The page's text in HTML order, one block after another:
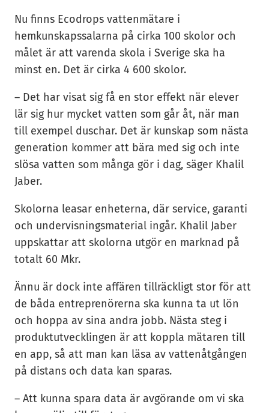
Nu finns Ecodrops vattenmätare i
hemkunskapssalarna på cirka 100 skolor och
målet är att varenda skola i Sverige ska ha
minst en. Det är cirka 4 600 skolor.
– Det har visat sig få en stor effekt när elever
lär sig hur mycket vatten som går åt, när man
till exempel duschar. Det är kunskap som nästa
generation kommer att bära med sig och inte
slösa vatten som många gör i dag, säger Khalil
Jaber.
Skolorna leasar enheterna, där service, garanti
och undervisningsmaterial ingår. Khalil Jaber
uppskattar att skolorna utgör en marknad på
totalt 60 Mkr.
Ännu är dock inte affären tillräckligt stor för att
de båda entreprenörerna ska kunna ta ut lön
och hoppa av sina andra jobb. Nästa steg i
produktutvecklingen är att koppla mätaren till
en app, så att man kan läsa av vattenåtgången
på distans och data kan sparas.
– Att kunna spara data är avgörande om vi ska